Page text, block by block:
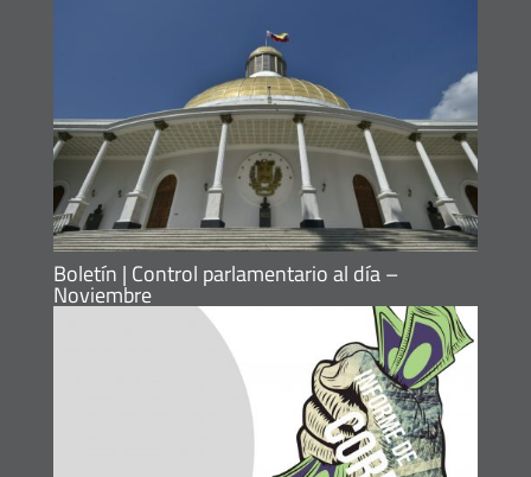
Boletín | Control parlamentario al día –
Noviembre